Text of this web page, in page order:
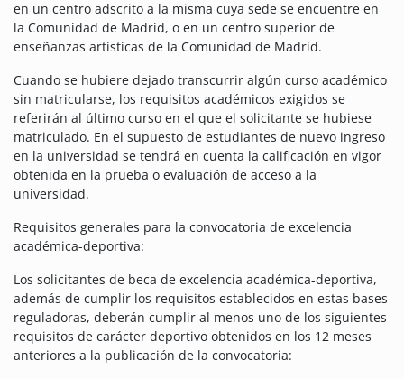
en un centro adscrito a la misma cuya sede se encuentre en
la Comunidad de Madrid, o en un centro superior de
enseñanzas artísticas de la Comunidad de Madrid.
Cuando se hubiere dejado transcurrir algún curso académico
sin matricularse, los requisitos académicos exigidos se
referirán al último curso en el que el solicitante se hubiese
matriculado. En el supuesto de estudiantes de nuevo ingreso
en la universidad se tendrá en cuenta la calificación en vigor
obtenida en la prueba o evaluación de acceso a la
universidad.
Requisitos generales para la convocatoria de excelencia
académica-deportiva:
Los solicitantes de beca de excelencia académica-deportiva,
además de cumplir los requisitos establecidos en estas bases
reguladoras, deberán cumplir al menos uno de los siguientes
requisitos de carácter deportivo obtenidos en los 12 meses
anteriores a la publicación de la convocatoria: